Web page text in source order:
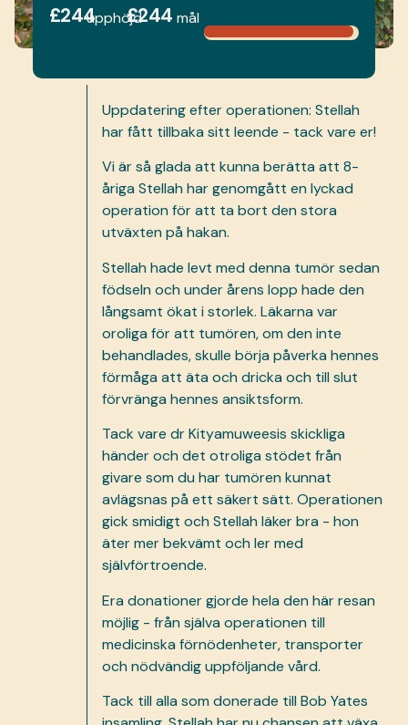
£244upphöjd£244 mål
Uppdatering efter operationen: Stellah
har fått tillbaka sitt leende - tack vare er!
Vi är så glada att kunna berätta att 8-
åriga Stellah har genomgått en lyckad
operation för att ta bort den stora
utväxten på hakan.
Stellah hade levt med denna tumör sedan
födseln och under årens lopp hade den
långsamt ökat i storlek. Läkarna var
oroliga för att tumören, om den inte
behandlades, skulle börja påverka hennes
förmåga att äta och dricka och till slut
förvränga hennes ansiktsform.
Tack vare dr Kityamuweesis skickliga
händer och det otroliga stödet från
givare som du har tumören kunnat
avlägsnas på ett säkert sätt. Operationen
gick smidigt och Stellah läker bra - hon
äter mer bekvämt och ler med
självförtroende.
Era donationer gjorde hela den här resan
möjlig - från själva operationen till
medicinska förnödenheter, transporter
och nödvändig uppföljande vård.
Tack till alla som donerade till Bob Yates